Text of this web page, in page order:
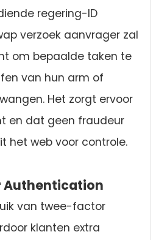
regering-ID
verzoek aanvrager zal
om bepaalde taken te
van hun arm of
Het zorgt ervoor
en dat geen fraudeur
het web voor controle.
Authentication
van twee-factor
klanten extra